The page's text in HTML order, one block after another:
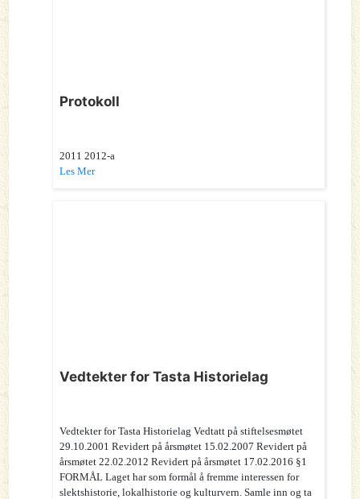
Protokoll
2011 2012-a
Les Mer
Vedtekter for Tasta Historielag
Vedtekter for Tasta Historielag Vedtatt på stiftelsesmøtet
29.10.2001 Revidert på årsmøtet 15.02.2007 Revidert på
årsmøtet 22.02.2012 Revidert på årsmøtet 17.02.2016 §1
FORMÅL Laget har som formål å fremme interessen for
slektshistorie, lokalhistorie og kulturvern. Samle inn og ta